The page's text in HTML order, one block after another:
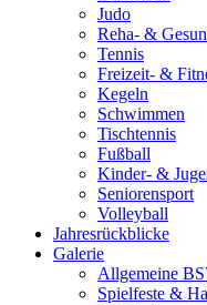
Judo
Reha- &
Tennis
Freizeit- &
Kegeln
Schwimmen
Tischtennis
Fußball
Kinder- &
Seniorensport
Volleyball
Jahresrückblicke
Galerie
Allgemeine
Spielfeste &